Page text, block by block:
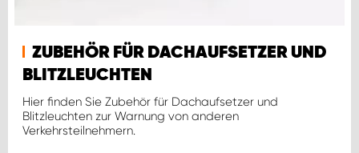
ZUBEHÖR FÜR DACHAUFSETZER UND
BLITZLEUCHTEN
Hier finden Sie Zubehör für Dachaufsetzer und
Blitzleuchten zur Warnung von anderen
Verkehrsteilnehmern.